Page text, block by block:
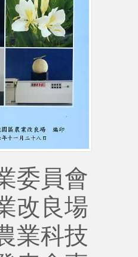
委員會
改良場
業科技